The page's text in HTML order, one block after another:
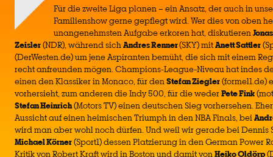
Für die zweite Liga planen – ein Ansatz, der auch in
Familienshow gerne gepflegt wird. Wer dies von oben
unangenehmsten Aufgabe erkoren hat, diskutieren
Zeisler(NDR), während sichAndres Renner(SKY) mitAnett Sattler
(DerWesten.de) um jene Aspiranten bemüht, die sich mit einem
recht anfreunden mögen. Champions-League-Niveau hat indes
einen den Klassiker in Monaco, für denStefan Ziegler(formel1.de)
vorhersieht, zum anderen die Indy 500, für die wederPete Fink
Stefan Heinrich(Motors TV) einen deutschen Sieg vorhersehen.
Aussicht auf einen heimischen Triumph in den NBA Finals, bei
wird man aber wohl noch dürfen. Und weil wir gerade bei Dennis
Michael Körner(Sport1) dessen Platzierung in den German Power
Kritik von Robert Kraft wird in Boston und damit vonHeiko Oldörp